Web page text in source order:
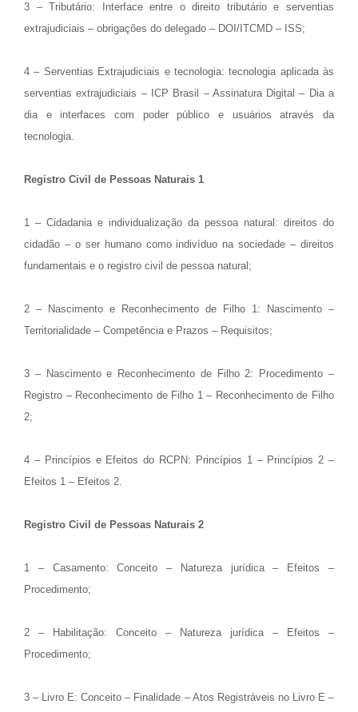
3 – Tributário: Interface entre o direito tributário e serventias
extrajudiciais – obrigações do delegado – DOI/ITCMD – ISS;
4 – Serventias Extrajudiciais e tecnologia: tecnologia aplicada às
serventias extrajudiciais – ICP Brasil – Assinatura Digital – Dia a
dia e interfaces com poder público e usuários através da
tecnologia.
Registro Civil de Pessoas Naturais 1
1 – Cidadania e individualização da pessoa natural: direitos do
cidadão – o ser humano como indivíduo na sociedade – direitos
fundamentais e o registro civil de pessoa natural;
2 – Nascimento e Reconhecimento de Filho 1: Nascimento –
Territorialidade – Competência e Prazos – Requisitos;
3 – Nascimento e Reconhecimento de Filho 2: Procedimento –
Registro – Reconhecimento de Filho 1 – Reconhecimento de Filho
2;
4 – Princípios e Efeitos do RCPN: Princípios 1 – Princípios 2 –
Efeitos 1 – Efeitos 2.
Registro Civil de Pessoas Naturais 2
1 – Casamento: Conceito – Natureza jurídica – Efeitos –
Procedimento;
2 – Habilitação: Conceito – Natureza jurídica – Efeitos –
Procedimento;
3 – Livro E: Conceito – Finalidade – Atos Registráveis no Livro E –